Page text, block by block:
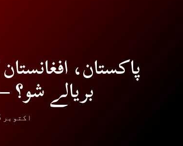
پاکستان،
بريالے
اکتوبر 15, 2020